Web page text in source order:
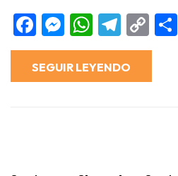
Facebook
Messenger
Link
SEGUIR LEYENDO